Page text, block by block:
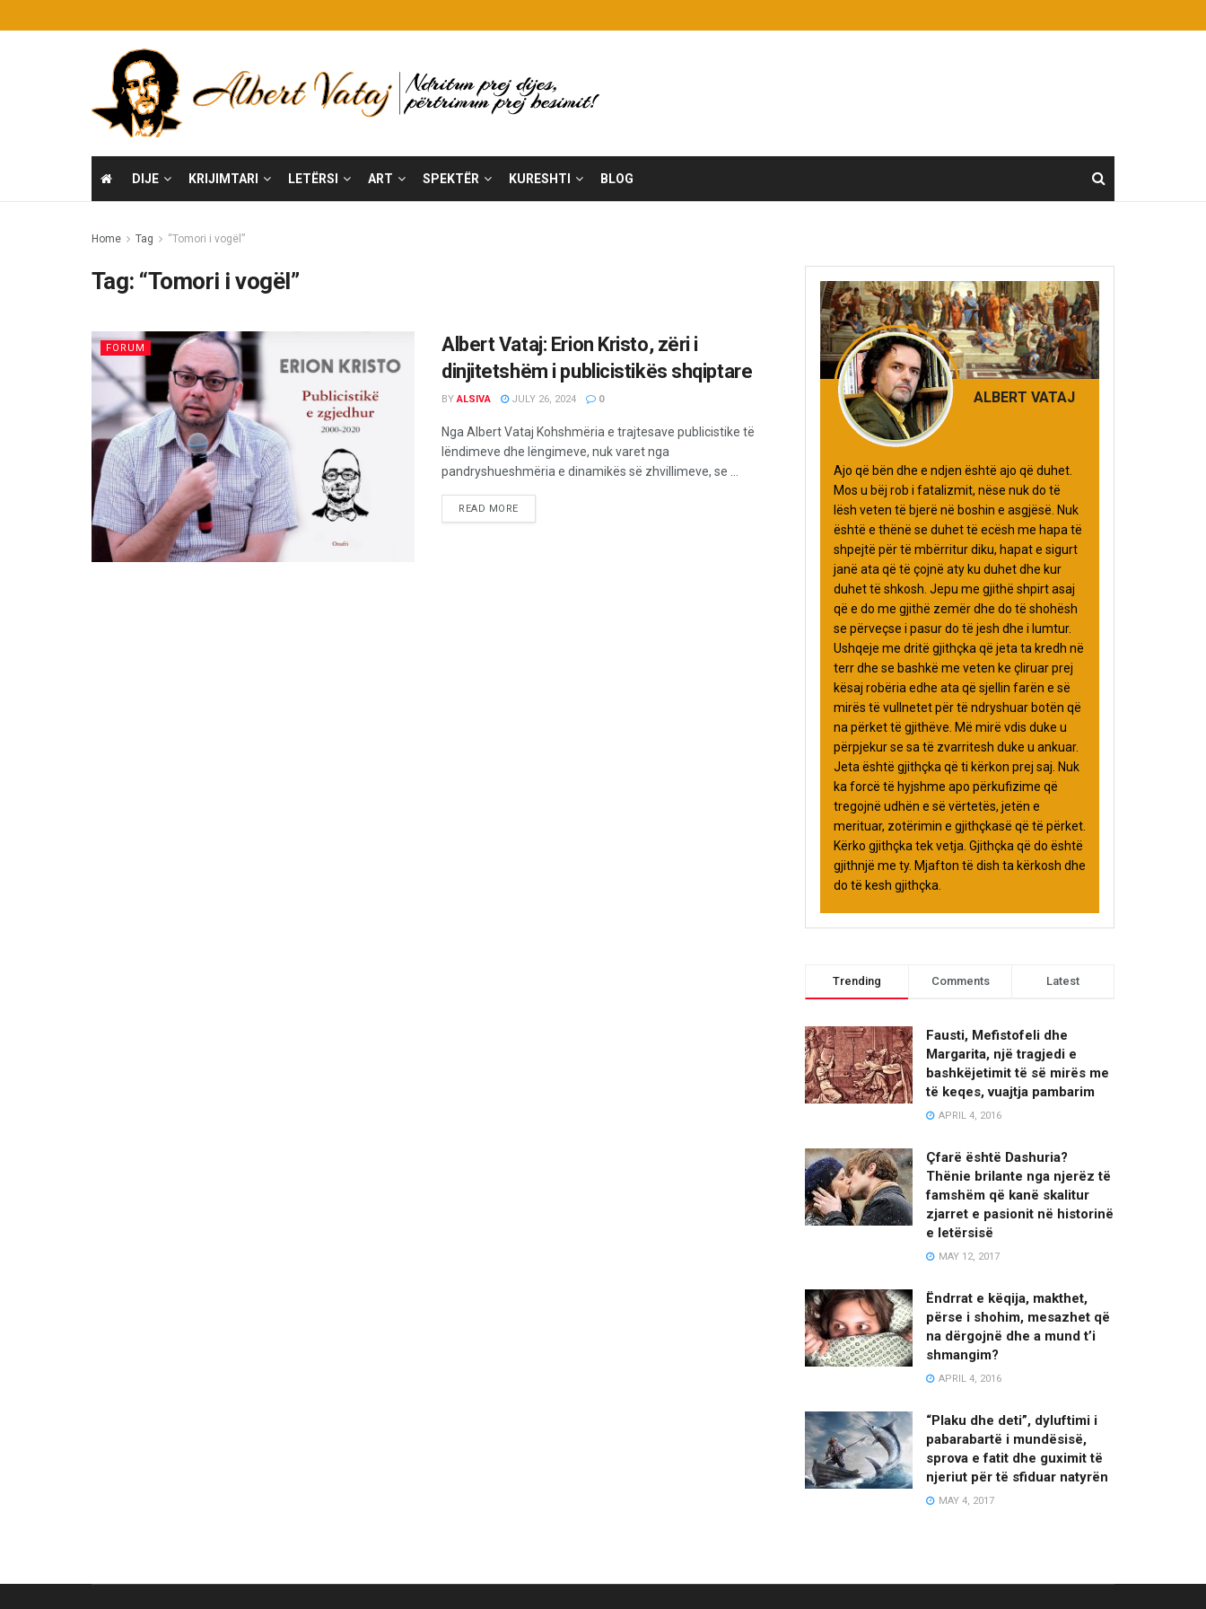
DIJE KRIJIMTARI LETËRSI ART SPEKTËR KURESHTI BLOG
Home Tag “Tomori i vogël”
Tag: “Tomori i vogël”
FORUM
Albert Vataj: Erion Kristo, zëri i
dinjitetshëm i publicistikës shqiptare
BY ALSIVA JULY 26, 2024 0
Nga Albert Vataj Kohshmëria e trajtesave publicistike të
lëndimeve dhe lëngimeve, nuk varet nga
pandryshueshmëria e dinamikës së zhvillimeve, se ...
READ MORE
ALBERT VATAJ
Ajo që bën dhe e ndjen është ajo që duhet.
Mos u bëj rob i fatalizmit, nëse nuk do të
lësh veten të bjerë në boshin e asgjësë. Nuk
është e thënë se duhet të ecësh me hapa të
shpejtë për të mbërritur diku, hapat e sigurt
janë ata që të çojnë aty ku duhet dhe kur
duhet të shkosh. Jepu me gjithë shpirt asaj
që e do me gjithë zemër dhe do të shohësh
se përveçse i pasur do të jesh dhe i lumtur.
Ushqeje me dritë gjithçka që jeta ta kredh në
terr dhe se bashkë me veten ke çliruar prej
kësaj robëria edhe ata që sjellin farën e së
mirës të vullnetet për të ndryshuar botën që
na përket të gjithëve. Më mirë vdis duke u
përpjekur se sa të zvarritesh duke u ankuar.
Jeta është gjithçka që ti kërkon prej saj. Nuk
ka forcë të hyjshme apo përkufizime që
tregojnë udhën e së vërtetës, jetën e
merituar, zotërimin e gjithçkasë që të përket.
Kërko gjithçka tek vetja. Gjithçka që do është
gjithnjë me ty. Mjafton të dish ta kërkosh dhe
do të kesh gjithçka.
Trending Comments Latest
Fausti, Mefistofeli dhe
Margarita, një tragjedi e
bashkëjetimit të së mirës me
të keqes, vuajtja pambarim
APRIL 4, 2016
Çfarë është Dashuria?
Thënie brilante nga njerëz të
famshëm që kanë skalitur
zjarret e pasionit në historinë
e letërsisë
MAY 12, 2017
Ëndrrat e këqija, makthet,
përse i shohim, mesazhet që
na dërgojnë dhe a mund t’i
shmangim?
APRIL 4, 2016
“Plaku dhe deti”, dyluftimi i
pabarabartë i mundësisë,
sprova e fatit dhe guximit të
njeriut për të sfiduar natyrën
MAY 4, 2017